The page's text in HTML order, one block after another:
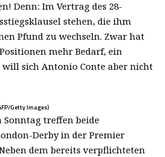
Denn: Im Vertrag des 28-
stehen, die ihm
Pfund zu wechseln. Zwar hat
mehr Bedarf, ein
will sich Antonio Conte aber nicht
Getty Images)
treffen beide
Derby in der Premier
dem bereits verpflichteten